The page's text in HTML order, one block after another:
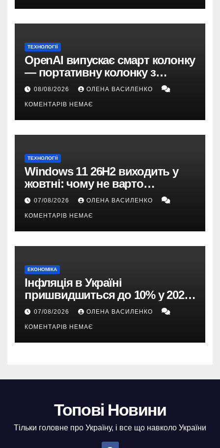
ТЕХНОЛОГІЇ
OpenAI випускає смарт колонку
— портативну колонку з
ChatGPT, камерою та цінником
понад $300
08/08/2026 ОЛЕНА ВАСИЛЕНКО
КОМЕНТАРІВ НЕМАЄ
ТЕХНОЛОГІЇ
Windows 11 26H2 виходить у
жовтні: чому не варто
пропускати це оновлення
07/08/2026 ОЛЕНА ВАСИЛЕНКО
КОМЕНТАРІВ НЕМАЄ
ЕКОНОМІКА
Інфляція в Україні
пришвидшиться до 10% у 2026
році — прогноз НБУ
07/08/2026 ОЛЕНА ВАСИЛЕНКО
КОМЕНТАРІВ НЕМАЄ
Топові Новини
Тільки головне про Україну, і все що навколо України